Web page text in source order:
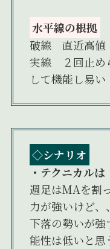
水平線の根拠
破線 直近高値
実線 ２回止め
して機能し易い
◇シナリオ
・テクニカル
週足はMAを割
力が強いけど、
下落の勢いが
能性は低いと思